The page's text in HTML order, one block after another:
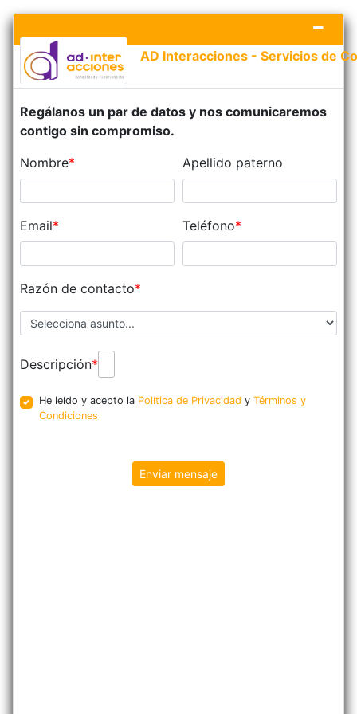
Regálanos un par de datos y nos comunicaremos
contigo sin compromiso.
Nombre
Apellido paterno
Email Teléfono
Razón de contacto
Descripción
He leído y acepto la Política de Privacidad y Términos y
Condiciones